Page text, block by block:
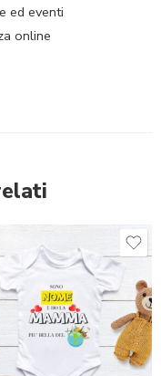
ed eventi
online